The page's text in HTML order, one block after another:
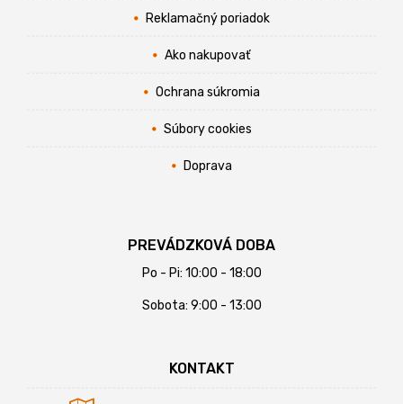
Reklamačný poriadok
Ako nakupovať
Ochrana súkromia
Súbory cookies
Doprava
PREVÁDZKOVÁ DOBA
Po - Pi: 10:00 - 18:00
Sobota: 9:00 - 13:00
KONTAKT